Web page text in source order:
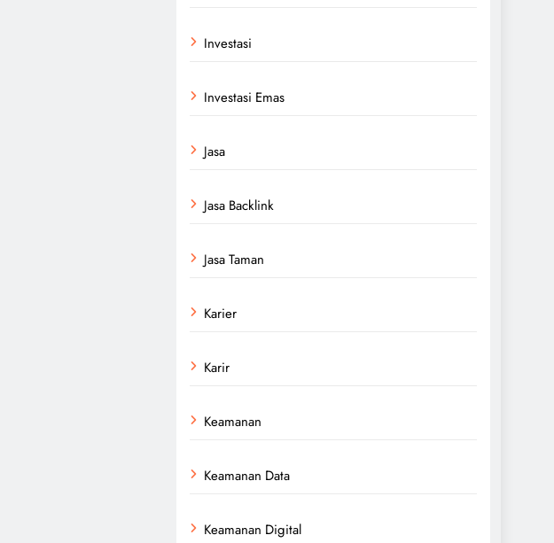
Investasi
Investasi Emas
Jasa
Jasa Backlink
Jasa Taman
Karier
Karir
Keamanan
Keamanan Data
Keamanan Digital